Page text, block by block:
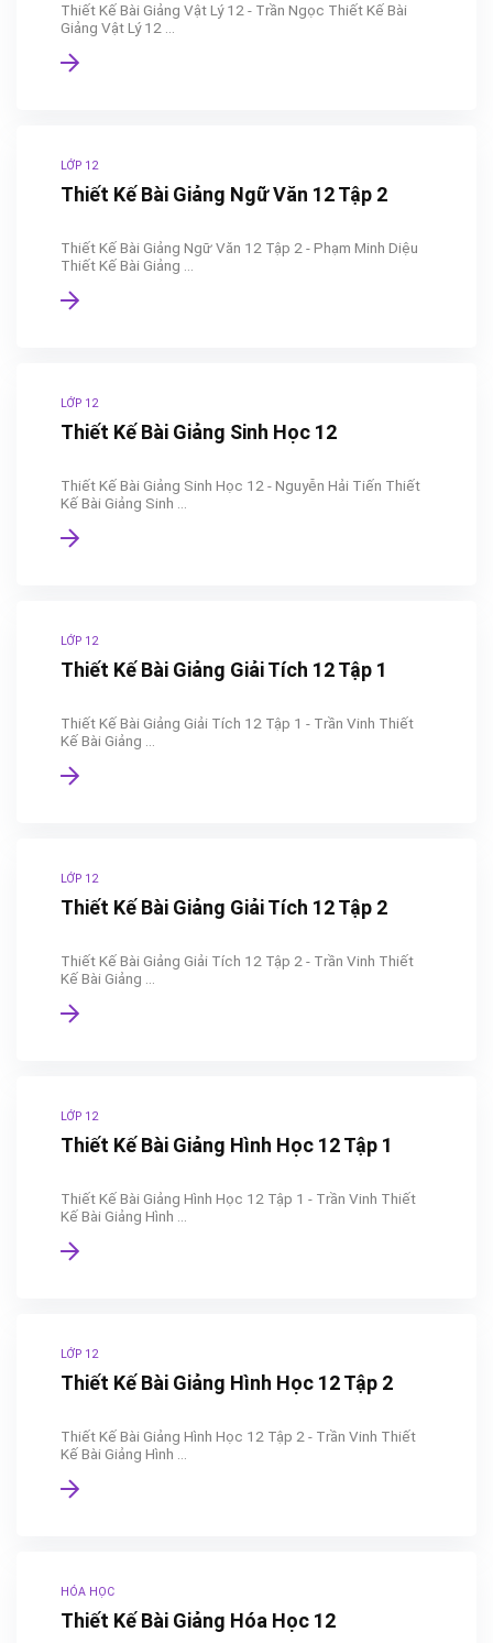
Thiết Kế Bài Giảng Vật Lý 12 - Trần Ngọc Thiết Kế Bài
Giảng Vật Lý 12 ...
LỚP 12
Thiết Kế Bài Giảng Ngữ Văn 12 Tập 2
Thiết Kế Bài Giảng Ngữ Văn 12 Tập 2 - Phạm Minh Diệu
Thiết Kế Bài Giảng ...
LỚP 12
Thiết Kế Bài Giảng Sinh Học 12
Thiết Kế Bài Giảng Sinh Học 12 - Nguyễn Hải Tiến Thiết
Kế Bài Giảng Sinh ...
LỚP 12
Thiết Kế Bài Giảng Giải Tích 12 Tập 1
Thiết Kế Bài Giảng Giải Tích 12 Tập 1 - Trần Vinh Thiết
Kế Bài Giảng ...
LỚP 12
Thiết Kế Bài Giảng Giải Tích 12 Tập 2
Thiết Kế Bài Giảng Giải Tích 12 Tập 2 - Trần Vinh Thiết
Kế Bài Giảng ...
LỚP 12
Thiết Kế Bài Giảng Hình Học 12 Tập 1
Thiết Kế Bài Giảng Hình Học 12 Tập 1 - Trần Vinh Thiết
Kế Bài Giảng Hình ...
LỚP 12
Thiết Kế Bài Giảng Hình Học 12 Tập 2
Thiết Kế Bài Giảng Hình Học 12 Tập 2 - Trần Vinh Thiết
Kế Bài Giảng Hình ...
HÓA HỌC
Thiết Kế Bài Giảng Hóa Học 12